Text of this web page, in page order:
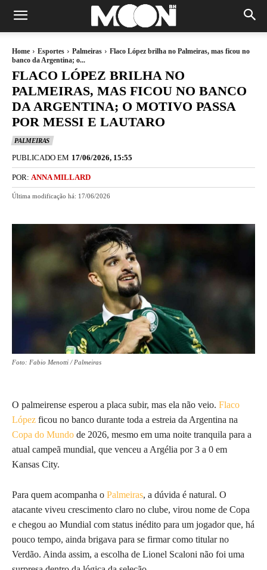
Home Esportes Palmeiras
Flaco López brilha no Palmeiras, mas ficou no
banco da Argentina; o...
FLACO LÓPEZ BRILHA NO
PALMEIRAS, MAS FICOU NO BANCO
DA ARGENTINA; O MOTIVO PASSA
POR MESSI E LAUTARO
PALMEIRAS
PUBLICADO EM 17/06/2026, 15:55
POR: ANNA MILLARD
Última modificação há: 17/06/2026
Foto: Fabio Menotti / Palmeiras
O palmeirense esperou a placa subir, mas ela não veio. Flaco
López ficou no banco durante toda a estreia da Argentina na
Copa do Mundo de 2026, mesmo em uma noite tranquila para a
atual campeã mundial, que venceu a Argélia por 3 a 0 em
Kansas City.
Para quem acompanha o Palmeiras, a dúvida é natural. O
atacante viveu crescimento claro no clube, virou nome de Copa
e chegou ao Mundial com status inédito para um jogador que, há
pouco tempo, ainda brigava para se firmar como titular no
Verdão. Ainda assim, a escolha de Lionel Scaloni não foi uma